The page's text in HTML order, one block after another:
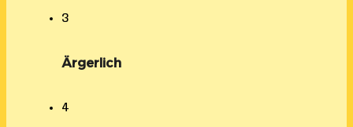
3
Ärgerlich
4